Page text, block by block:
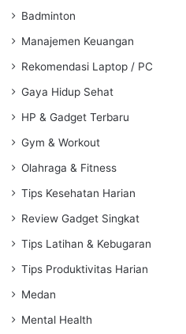
Badminton
Manajemen Keuangan
Rekomendasi Laptop / PC
Gaya Hidup Sehat
HP & Gadget Terbaru
Gym & Workout
Olahraga & Fitness
Tips Kesehatan Harian
Review Gadget Singkat
Tips Latihan & Kebugaran
Tips Produktivitas Harian
Medan
Mental Health